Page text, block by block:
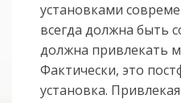
установками
всегда должна быть
должна привлекать
Фактически, это
установка.